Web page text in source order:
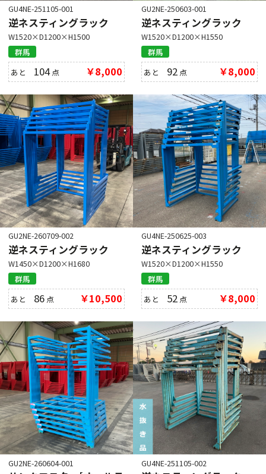
GU4NE-251105-001
逆ネスティングラック
W1520×D1200×H1500
群馬
あと 104点 ￥8,000
GU2NE-250603-001
逆ネスティングラック
W1520×D1200×H1550
群馬
あと 92 点 ￥8,000
GU2NE-260709-002
逆ネスティングラック
W1450×D1200×H1680
群馬
あと 86 点 ￥10,500
GU4NE-250625-003
逆ネスティングラック
W1520×D1200×H1550
群馬
あと 52 点 ￥8,000
GU2NE-260604-001 GU4NE-251105-002